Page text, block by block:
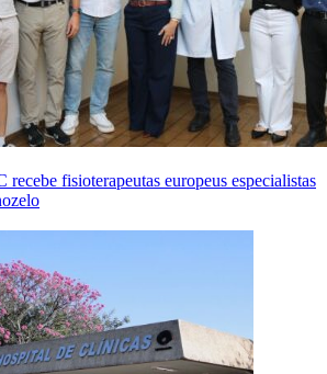
recebe fisioterapeutas europeus especialistas